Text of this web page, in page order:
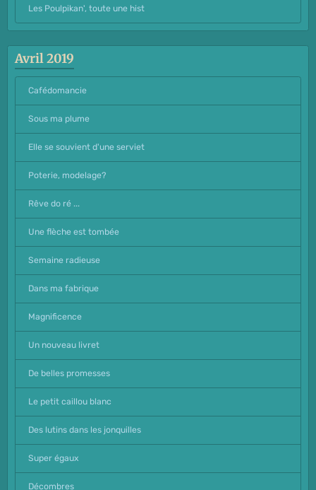
Les Poulpikan', toute une hist
Avril 2019
Cafédomancie
Sous ma plume
Elle se souvient d'une serviet
Poterie, modelage?
Rêve do ré ...
Une flèche est tombée
Semaine radieuse
Dans ma fabrique
Magnificence
Un nouveau livret
De belles promesses
Le petit caillou blanc
Des lutins dans les jonquilles
Super égaux
Décombres